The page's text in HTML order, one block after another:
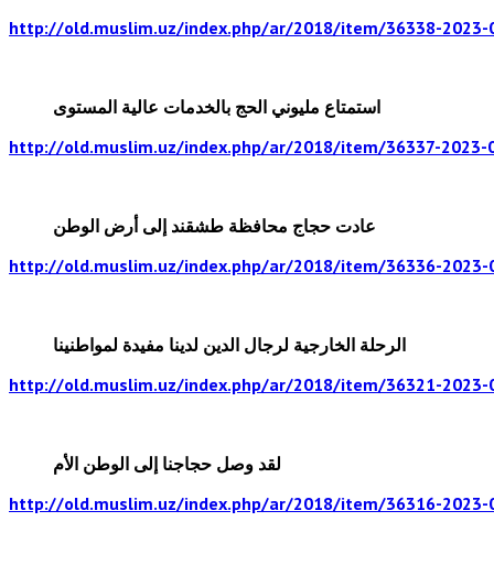
http://old.muslim.uz/index.php/ar/2018/item/36338-2023-
استمتاع مليوني الحج بالخدمات عالية المستوى
http://old.muslim.uz/index.php/ar/2018/item/36337-2023-
عادت حجاج محافظة طشقند إلى أرض الوطن
http://old.muslim.uz/index.php/ar/2018/item/36336-2023-
الرحلة الخارجية لرجال الدين لدينا مفيدة لمواطنينا
http://old.muslim.uz/index.php/ar/2018/item/36321-2023-
لقد وصل حجاجنا إلى الوطن الأم
http://old.muslim.uz/index.php/ar/2018/item/36316-2023-